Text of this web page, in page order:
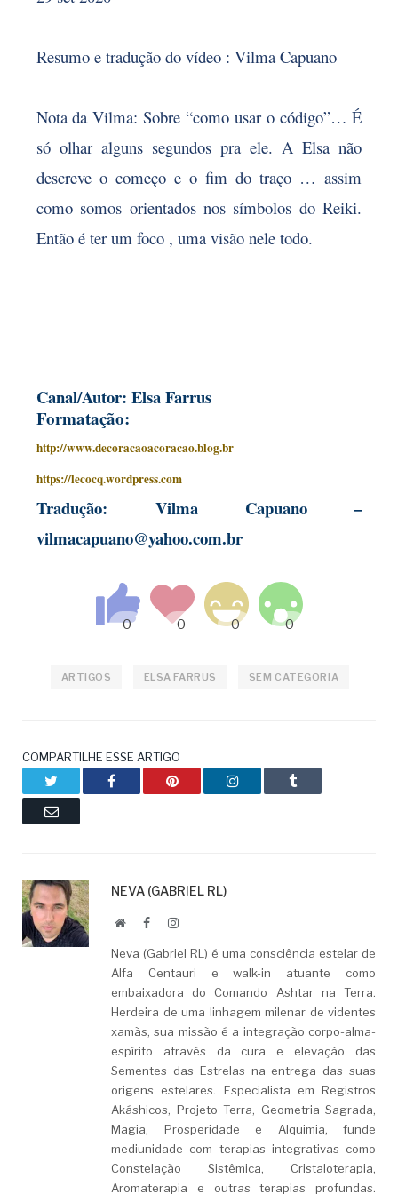
Resumo e tradução do vídeo : Vilma Capuano
Nota da Vilma: Sobre “como usar o código”… É
só olhar alguns segundos pra ele. A Elsa não
descreve o começo e o fim do traço … assim
como somos orientados nos símbolos do Reiki.
Então é ter um foco , uma visão nele todo.
Canal/Autor: Elsa Farrus
Formatação:
http://www.decoracaoacoracao.blog.br
https://lecocq.wordpress.com
Tradução: Vilma Capuano –
vilmacapuano@yahoo.com.br
ARTIGOS ELSA FARRUS SEM CATEGORIA
COMPARTILHE ESSE ARTIGO
Facebook Pinterest LinkedIn Tumblr
Email
NEVA (GABRIEL RL)
WebsiteFacebookLinkedIn
Neva (Gabriel RL) é uma consciência estelar de
Alfa Centauri e walk-in atuante como
embaixadora do Comando Ashtar na Terra.
Herdeira de uma linhagem milenar de videntes
xamãs, sua missão é a integração corpo-alma-
espírito através da cura e elevação das
Sementes das Estrelas na entrega das suas
origens estelares. Especialista em Registros
Akáshicos, Projeto Terra, Geometria Sagrada,
Magia, Prosperidade e Alquimia, funde
mediunidade com terapias integrativas como
Constelação Sistêmica, Cristaloterapia,
Aromaterapia e outras terapias profundas.